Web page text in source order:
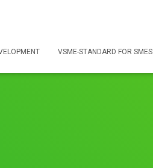
VSME-STANDARD FOR SMES